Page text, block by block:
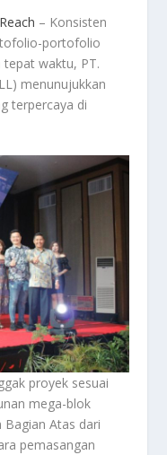
– Konsisten
portofolio
tepat waktu, PT.
menunujukkan
terpercaya di
proyek sesuai
mega-blok
Atas dari
pemasangan